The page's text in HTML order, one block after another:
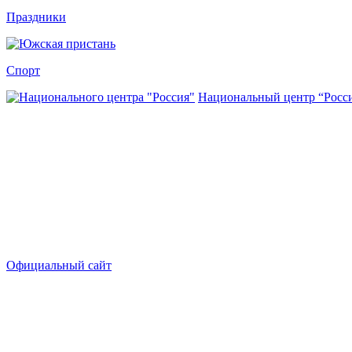
Праздники
Спорт
Национальный центр
Официальный сайт